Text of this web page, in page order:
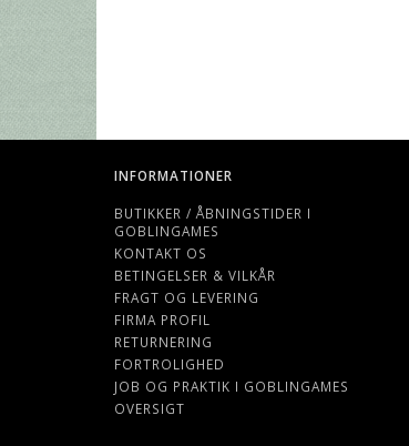
INFORMATIONER
BUTIKKER / ÅBNINGSTIDER I
GOBLINGAMES
KONTAKT OS
BETINGELSER & VILKÅR
FRAGT OG LEVERING
FIRMA PROFIL
RETURNERING
FORTROLIGHED
JOB OG PRAKTIK I GOBLINGAMES
OVERSIGT